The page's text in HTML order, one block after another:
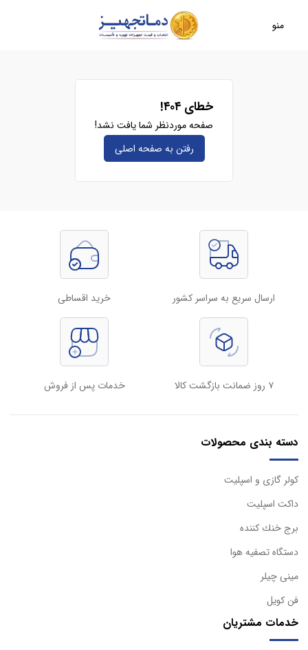
منو
خطای ۴۰۴!
صفحه موردنظر شما یافت نشد!
رفتن به صفحه‌ اصلی
ارسال سریع به سراسر کشور خرید اقساطی
۷ روز ضمانت بازگشت کالا خدمات پس از فروش
دسته بندی محصولات
كولر گازی و اسپليت
داكت اسپليت
برج خنك كننده
دستگاه تصفيه هوا
مینی چیلر
فن کویل
خدمات مشتریان